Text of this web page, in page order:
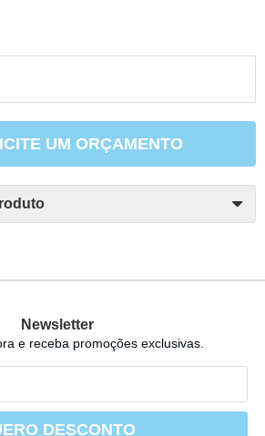
UM ORÇAMENTO
Newsletter
e receba promoções exclusivas.
DESCONTO